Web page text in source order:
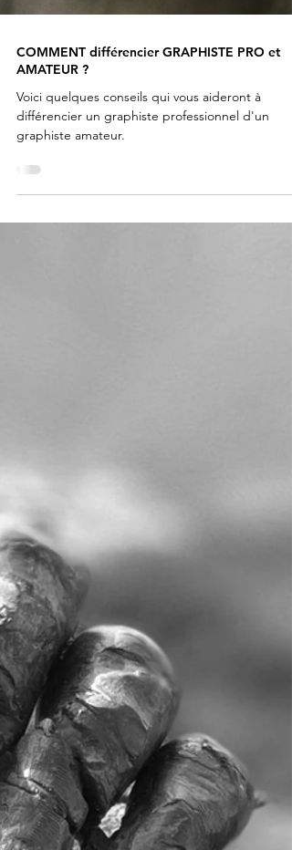
COMMENT différencier GRAPHISTE PRO et
AMATEUR ?
Voici quelques conseils qui vous aideront à
différencier un graphiste professionnel d'un
graphiste amateur.